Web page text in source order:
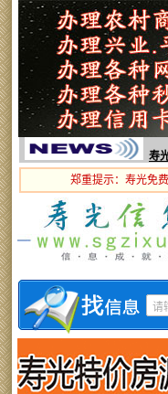
寿
郑重提示：寿光免